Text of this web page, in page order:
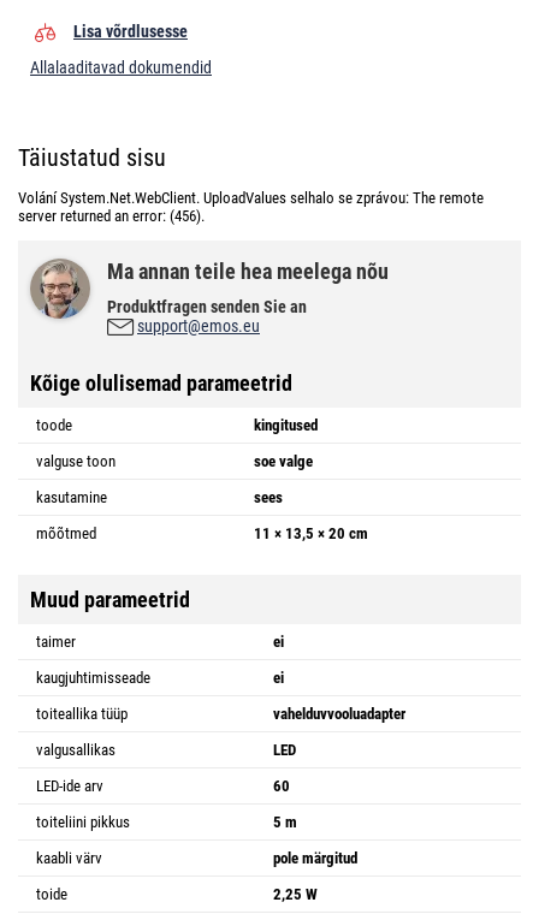
Lisa võrdlusesse
Allalaaditavad dokumendid
Täiustatud sisu
Volání System.Net.WebClient. UploadValues selhalo se zprávou: The remote
server returned an error: (456).
Ma annan teile hea meelega nõu
Produktfragen senden Sie an
support@emos.eu
Kõige olulisemad parameetrid
toode
kingitused
valguse toon
soe valge
kasutamine
sees
mõõtmed
11 × 13,5 × 20 cm
Muud parameetrid
taimer
ei
kaugjuhtimisseade
ei
toiteallika tüüp
vahelduvvooluadapter
valgusallikas
LED
LED-ide arv
60
toiteliini pikkus
5 m
kaabli värv
pole märgitud
toide
2,25 W